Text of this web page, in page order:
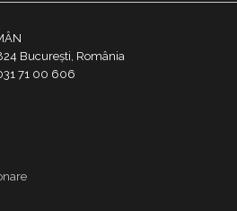
București, România
71 00 606